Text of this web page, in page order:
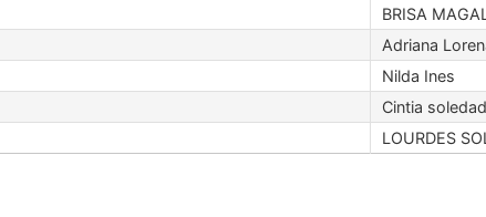
BRISA
Adriana
Nilda Ines
Cintia soledad
LOURDES